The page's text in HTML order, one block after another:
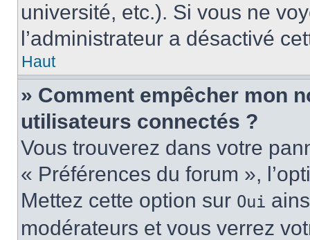
université, etc.). Si vous ne
l’administrateur a désactivé
Haut
» Comment empêcher mon
utilisateurs connectés ?
Vous trouverez dans votre
« Préférences du forum »,
Mettez cette option sur Oui
modérateurs et vous verrez